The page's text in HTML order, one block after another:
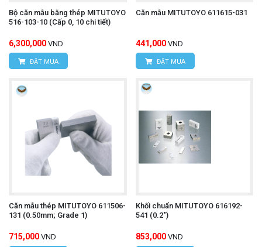
Bộ căn mẫu bằng thép MITUTOYO
516-103-10 (Cấp 0, 10 chi tiết)
6,300,000 VND
ĐẶT MUA
Căn mẫu MITUTOYO 611615-031
441,000 VND
ĐẶT MUA
Căn mẫu thép MITUTOYO 611506-
131 (0.50mm; Grade 1)
715,000 VND
Khối chuẩn MITUTOYO 616192-
541 (0.2")
853,000 VND